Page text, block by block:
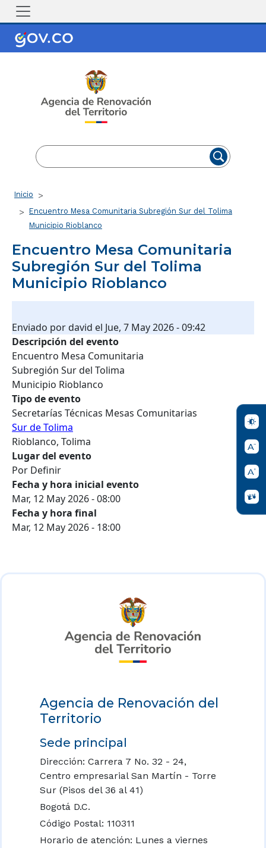
Pasar al contenido principal
Ruta de navegación
Inicio
Encuentro Mesa Comunitaria Subregión Sur del Tolima
Municipio Rioblanco
Encuentro Mesa Comunitaria
Subregión Sur del Tolima
Municipio Rioblanco
Enviado pordavid el Jue, 7 May 2026 - 09:42
Descripción del evento
Encuentro Mesa Comunitaria
Subregión Sur del Tolima
Municipio Rioblanco
Tipo de evento
Secretarías Técnicas Mesas Comunitarias
Sur de Tolima
Rioblanco, Tolima
Lugar del evento
Por Definir
Fecha y hora inicial evento
Mar, 12 May 2026 - 08:00
Fecha y hora final
Mar, 12 May 2026 - 18:00
Agencia de Renovación del
Territorio
Sede principal
Dirección: Carrera 7 No. 32 - 24,
Centro empresarial San Martín - Torre
Sur (Pisos del 36 al 41)
Bogotá D.C.
Código Postal: 110311
Horario de atención: Lunes a viernes